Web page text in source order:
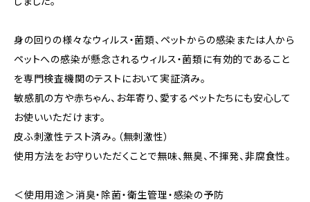
身の回りの様々なウィルス・菌類、ペットからの感染または人から
ペットへの感染が懸念されるウィルス・菌類に有効的であること
を専門検査機関のテストにおいて実証済み。
敏感肌の方や赤ちゃん、お年寄り、愛するペットたちにも安心して
お使いいただけます。
皮ふ刺激性テスト済み。（無刺激性）
使用方法をお守りいただくことで無味、無臭、不揮発、非腐食性。
＜使用用途＞消臭・除菌・衛生管理・感染の予防